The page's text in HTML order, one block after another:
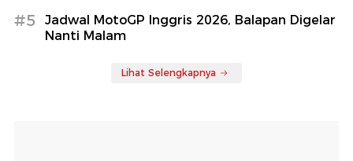
#5
Jadwal MotoGP Inggris 2026, Balapan Digelar
Nanti Malam
Lihat Selengkapnya